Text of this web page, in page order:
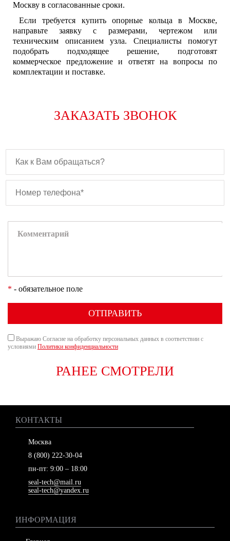
Москву в согласованные сроки.
Если требуется купить опорные кольца в Москве,
направьте заявку с размерами, чертежом или
техническим описанием узла. Специалисты помогут
подобрать подходящее решение, подготовят
коммерческое предложение и ответят на вопросы по
комплектации и поставке.
ЗАКАЗАТЬ ЗВОНОК
* - обязательное поле
ОТПРАВИТЬ
Выражаю Согласие на обработку персональных данных в соответствии с
условиями Политики конфиденциальности
РАНЕЕ СМОТРЕЛИ
КОНТАКТЫ
Москва
8 (800) 222-30-04
пн-пт: 9:00 – 18:00
seal-tech@mail.ru
seal-tech@yandex.ru
ИНФОРМАЦИЯ